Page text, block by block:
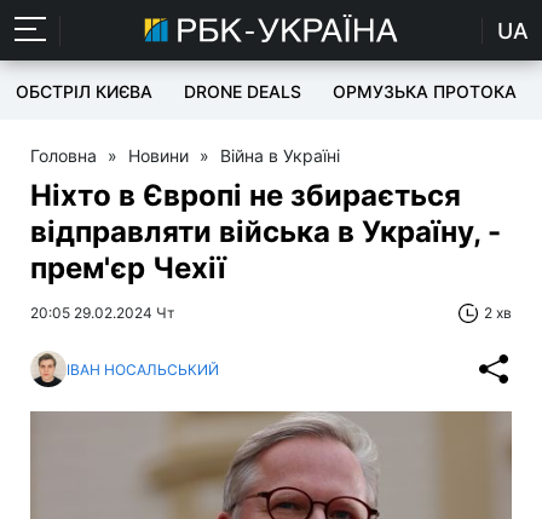
UA
ОБСТРІЛ КИЄВА DRONE DEALS ОРМУЗЬКА ПРОТОКА
Головна » Новини » Війна в Україні
Ніхто в Європі не збирається
відправляти війська в Україну, -
прем'єр Чехії
20:05 29.02.2024 Чт 2 хв
ІВАН НОСАЛЬСЬКИЙ